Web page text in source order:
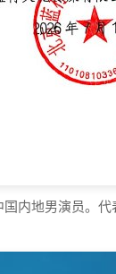
内地男演员。